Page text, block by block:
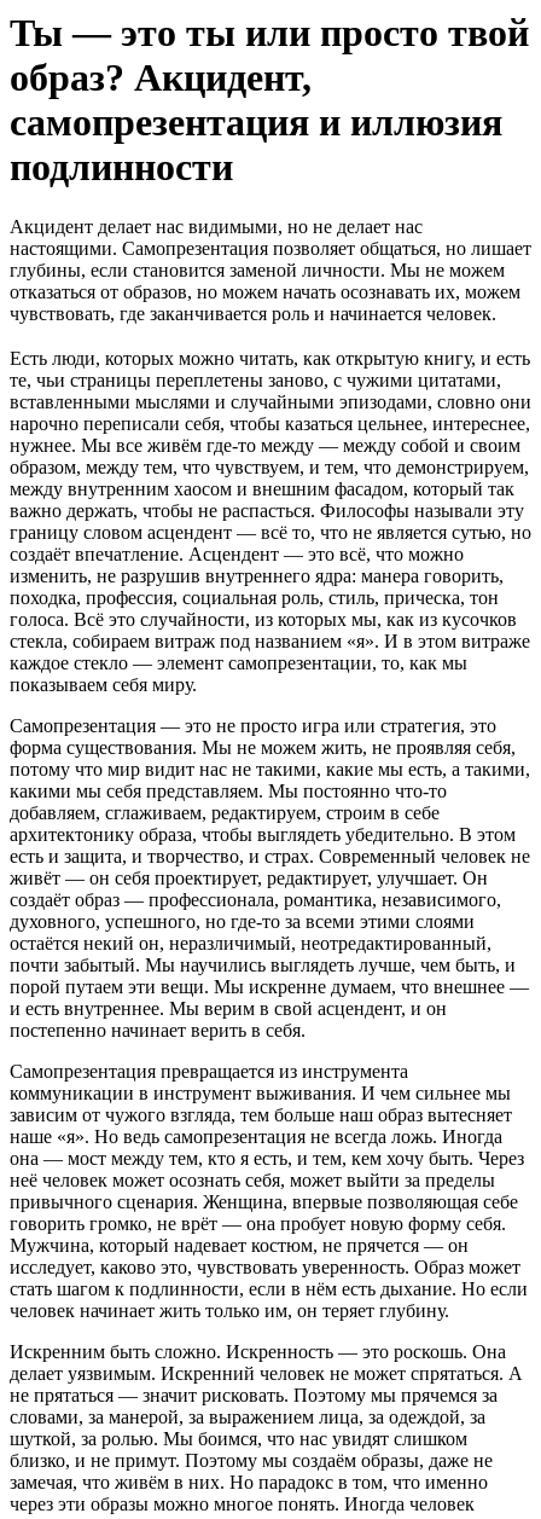
Ты — это ты или просто твой
образ? Акцидент,
самопрезентация и иллюзия
подлинности
Акцидент делает нас видимыми, но не делает нас
настоящими. Самопрезентация позволяет общаться, но лишает
глубины, если становится заменой личности. Мы не можем
отказаться от образов, но можем начать осознавать их, можем
чувствовать, где заканчивается роль и начинается человек.
Есть люди, которых можно читать, как открытую книгу, и есть
те, чьи страницы переплетены заново, с чужими цитатами,
вставленными мыслями и случайными эпизодами, словно они
нарочно переписали себя, чтобы казаться цельнее, интереснее,
нужнее. Мы все живём где-то между — между собой и своим
образом, между тем, что чувствуем, и тем, что демонстрируем,
между внутренним хаосом и внешним фасадом, который так
важно держать, чтобы не распасться. Философы называли эту
границу словом асцендент — всё то, что не является сутью, но
создаёт впечатление. Асцендент — это всё, что можно
изменить, не разрушив внутреннего ядра: манера говорить,
походка, профессия, социальная роль, стиль, прическа, тон
голоса. Всё это случайности, из которых мы, как из кусочков
стекла, собираем витраж под названием «я». И в этом витраже
каждое стекло — элемент самопрезентации, то, как мы
показываем себя миру.
Самопрезентация — это не просто игра или стратегия, это
форма существования. Мы не можем жить, не проявляя себя,
потому что мир видит нас не такими, какие мы есть, а такими,
какими мы себя представляем. Мы постоянно что-то
добавляем, сглаживаем, редактируем, строим в себе
архитектонику образа, чтобы выглядеть убедительно. В этом
есть и защита, и творчество, и страх. Современный человек не
живёт — он себя проектирует, редактирует, улучшает. Он
создаёт образ — профессионала, романтика, независимого,
духовного, успешного, но где-то за всеми этими слоями
остаётся некий он, неразличимый, неотредактированный,
почти забытый. Мы научились выглядеть лучше, чем быть, и
порой путаем эти вещи. Мы искренне думаем, что внешнее —
и есть внутреннее. Мы верим в свой асцендент, и он
постепенно начинает верить в себя.
Самопрезентация превращается из инструмента
коммуникации в инструмент выживания. И чем сильнее мы
зависим от чужого взгляда, тем больше наш образ вытесняет
наше «я». Но ведь самопрезентация не всегда ложь. Иногда
она — мост между тем, кто я есть, и тем, кем хочу быть. Через
неё человек может осознать себя, может выйти за пределы
привычного сценария. Женщина, впервые позволяющая себе
говорить громко, не врёт — она пробует новую форму себя.
Мужчина, который надевает костюм, не прячется — он
исследует, каково это, чувствовать уверенность. Образ может
стать шагом к подлинности, если в нём есть дыхание. Но если
человек начинает жить только им, он теряет глубину.
Искренним быть сложно. Искренность — это роскошь. Она
делает уязвимым. Искренний человек не может спрятаться. А
не прятаться — значит рисковать. Поэтому мы прячемся за
словами, за манерой, за выражением лица, за одеждой, за
шуткой, за ролью. Мы боимся, что нас увидят слишком
близко, и не примут. Поэтому мы создаём образы, даже не
замечая, что живём в них. Но парадокс в том, что именно
через эти образы можно многое понять. Иногда человек